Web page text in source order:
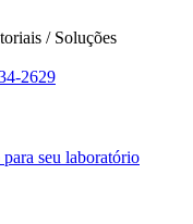
/ Soluções
2629
seu laboratório